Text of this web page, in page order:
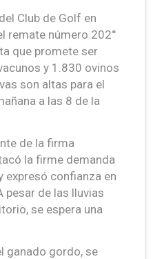
Club de Golf en
remate número 202°
que promete ser
y 1.830 ovinos
son altas para el
a las 8 de la
de la firma
la firme demanda
expresó confianza en
pesar de las lluvias
se espera una
ganado gordo, se